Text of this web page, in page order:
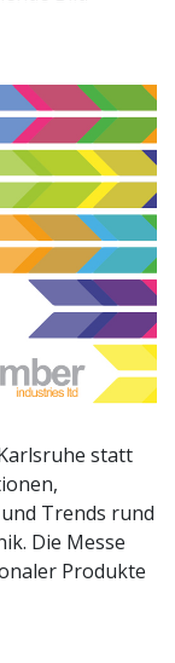
statt
Trends rund
Die Messe
Produkte